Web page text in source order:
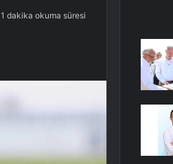
1 dakika okuma süresi